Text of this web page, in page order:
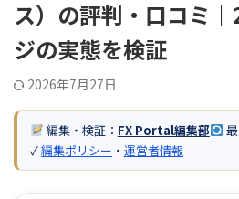
ス）の評判・口コミ
ジの実態を検証
2026年7月27日
編集・検証： FX Portal編集部
✓編集ポリシー ・ 運営者情報